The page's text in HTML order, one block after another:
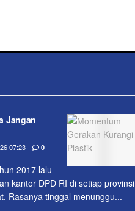
Jangan
07:23 0
2017 lalu
kantor DPD RI di setiap provinsi
Rasanya tinggal me­nunggu...